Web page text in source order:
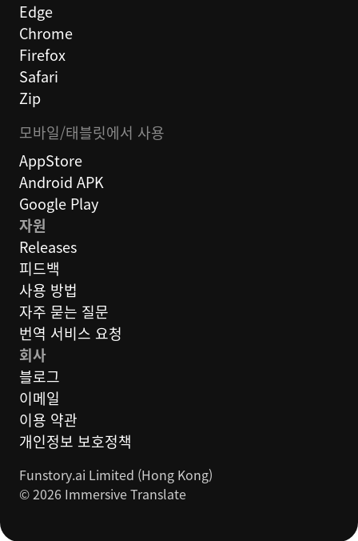
Edge
Chrome
Firefox
Safari
Zip
모바일/태블릿에서 사용
AppStore
Android APK
Google Play
자원
Releases
피드백
사용 방법
자주 묻는 질문
번역 서비스 요청
회사
블로그
이메일
이용 약관
개인정보 보호정책
Funstory.ai Limited (Hong Kong)
© 2026 Immersive Translate